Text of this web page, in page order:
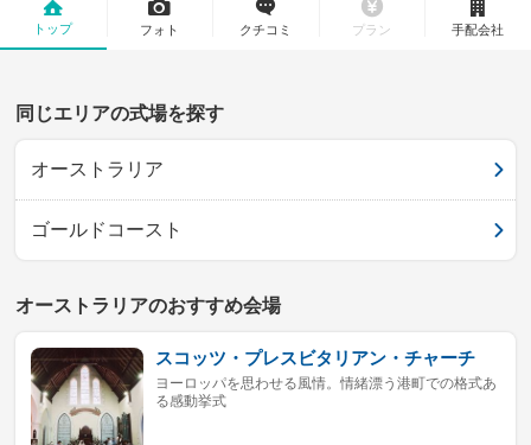
トップ フォト クチコミ プラン 手配会社
同じエリアの式場を探す
オーストラリア
ゴールドコースト
オーストラリアのおすすめ会場
スコッツ・プレスビタリアン・チャーチ
ヨーロッパを思わせる風情。情緒漂う港町での格式あ
る感動挙式